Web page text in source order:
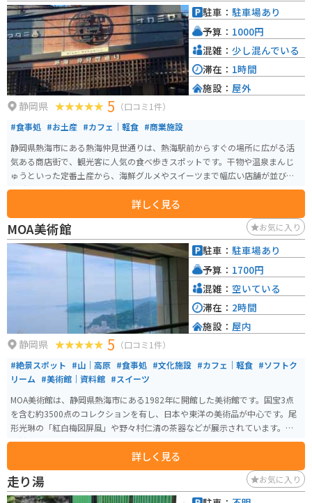
として良いと思いましたが、駐車場がとても止めずらく台数も少ないのでツ
ーリングで訪れるのは取り回し技術のある方にオススメします。 初心者や経
験が少ない方だと立ちゴケの心配がつきまとう場所になっています。ご注意
ください。
静岡県 5 （口コミ1件）
#食事処 #お土産 #カフェ｜軽食 #商業施設
静岡県熱海市にある熱海仲見世通りは、熱海駅前からすぐの場所に広がる活
気ある商店街で、観光客に人気の食べ歩きスポットです。干物や温泉まんじ
ゅうといった定番土産から、海鮮グルメやスイーツまで幅広い店舗が並び、
短時間でも熱海らしさを満喫できます。アーケードがあるため天候に左右さ
れにくく、気軽に立ち寄れるのも魅力です。温泉街らしいレトロな雰囲気も
残り、散策するだけでも楽しめます。 駅近でアクセス抜群ですが、周辺は人
通りが多いためバイクは近隣の駐輪場や駐車場を利用するのがおすすめ。ツ
ーリングの合間に立ち寄り、グルメやお土産探しを楽しむのにぴったりのス
ポットです。
詳しく見る
駐車： 駐車場あり
予算： 1000円
混雑： 少し混んでいる
滞在： 1時間
施設： 屋外
MOA美術館 お気に入り
静岡県 5 （口コミ1件）
#絶景スポット #山｜高原 #食事処 #文化施設 #カフェ｜軽食 #ソフトク
リーム #美術館｜資料館 #スイーツ
MOA美術館は、静岡県熱海市にある1982年に開館した美術館です。国宝3点
を含む約3500点のコレクションを有し、日本や東洋の美術品が中心です。尾
形光琳の「紅白梅図屏風」や野々村仁清の茶器などが展示されています。美
術館内には、能楽堂や茶室もあり、伝統文化を堪能できます。 さらに、美し
い庭園や展望台からは、熱海の海を一望でき、景色も楽しむことができます。
館内のレストランでは地元の食材を使用した料理が楽しめます。アクセスも
良好で、熱海駅から車で約10分の場所にあります。
詳しく見る
駐車： 駐車場あり
予算： 1700円
混雑： 空いている
滞在： 2時間
施設： 屋内
走り湯 お気に入り